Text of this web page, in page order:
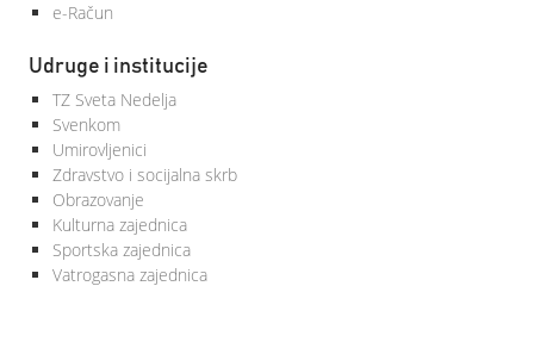
e-Račun
Udruge i institucije
TZ Sveta Nedelja
Svenkom
Umirovljenici
Zdravstvo i socijalna skrb
Obrazovanje
Kulturna zajednica
Sportska zajednica
Vatrogasna zajednica